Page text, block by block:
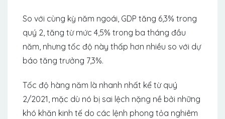
So với cùng kỳ năm ngoái, GDP tăng 6,3% trong
quý 2, tăng từ mức 4,5% trong ba tháng đầu
năm, nhưng tốc độ này thấp hơn nhiều so với dự
báo tăng trưởng 7,3%.
Tốc độ hàng năm là nhanh nhất kể từ quý
2/2021, mặc dù nó bị sai lệch nặng nề bởi những
khó khăn kinh tế do các lệnh phong tỏa nghiêm